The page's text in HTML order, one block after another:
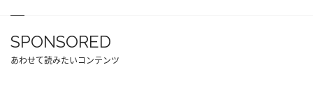
SPONSORED
あわせて読みたいコンテンツ